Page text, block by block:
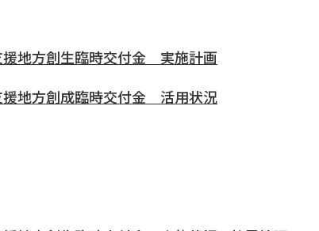
援地方創生臨時交付金 実施計画
援地方創成臨時交付金 活用状況